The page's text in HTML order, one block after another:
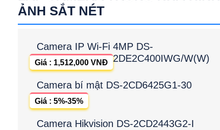
ẢNH SẮT NÉT
Camera IP Wi-Fi 4MP DS-
2DE2C400IWG/W(W)
Giá : 1,512,000 VNĐ
Camera bí mật DS-2CD6425G1-30
Giá : 5%-35%
Camera Hikvision DS-2CD2443G2-I